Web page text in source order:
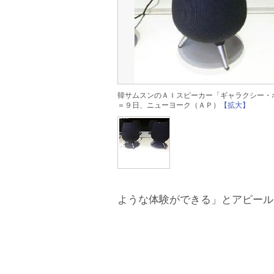
韓サムスンのＡＩスピーカー「ギャラクシー・
＝９日、ニューヨーク（ＡＰ）
【拡大】
ような体験ができる」とアピー